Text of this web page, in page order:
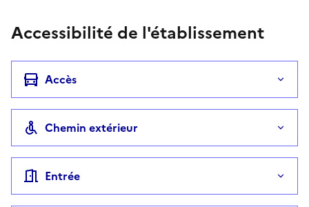
Accessibilité de l'établissement
Accès
Chemin extérieur
Entrée